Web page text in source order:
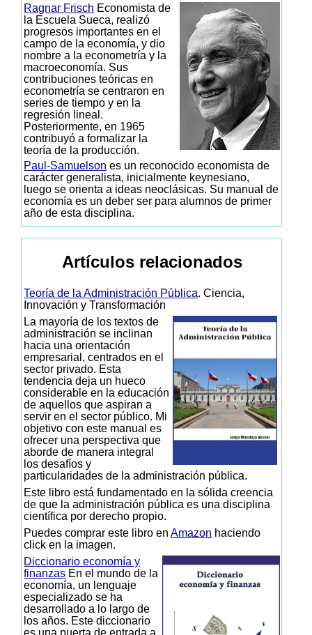
Ragnar Frisch Economista de
la Escuela Sueca, realizó
progresos importantes en el
campo de la economía, y dio
nombre a la econometría y la
macroeconomía. Sus
contribuciones teóricas en
econometría se centraron en
series de tiempo y en la
regresión lineal.
Posteriormente, en 1965
contribuyó a formalizar la
teoría de la producción.
Paul-Samuelson es un reconocido economista de
carácter generalista, inicialmente keynesiano,
luego se orienta a ideas neoclásicas. Su manual de
economía es un deber ser para alumnos de primer
año de esta disciplina.
Artículos relacionados
Teoría de la Administración Pública. Ciencia,
Innovación y Transformación
La mayoría de los textos de
administración se inclinan
hacia una orientación
empresarial, centrados en el
sector privado. Esta
tendencia deja un hueco
considerable en la educación
de aquellos que aspiran a
servir en el sector público. Mi
objetivo con este manual es
ofrecer una perspectiva que
aborde de manera integral
los desafíos y
particularidades de la administración pública.
Este libro está fundamentado en la sólida creencia
de que la administración pública es una disciplina
científica por derecho propio.
Puedes comprar este libro enAmazon haciendo
click en la imagen.
Diccionario economía y
finanzas En el mundo de la
economía, un lenguaje
especializado se ha
desarrollado a lo largo de
los años. Este diccionario